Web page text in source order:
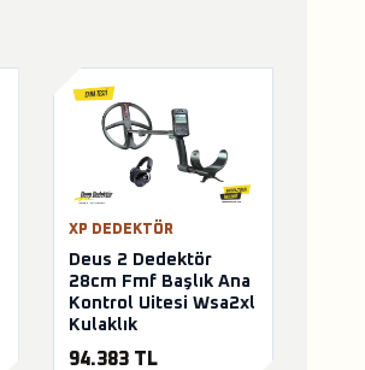
XP DEDEKTÖR
Deus 2 Dedektör
28cm Fmf Başlık Ana
Kontrol Uitesi Wsa2xl
Kulaklık
94.383 TL